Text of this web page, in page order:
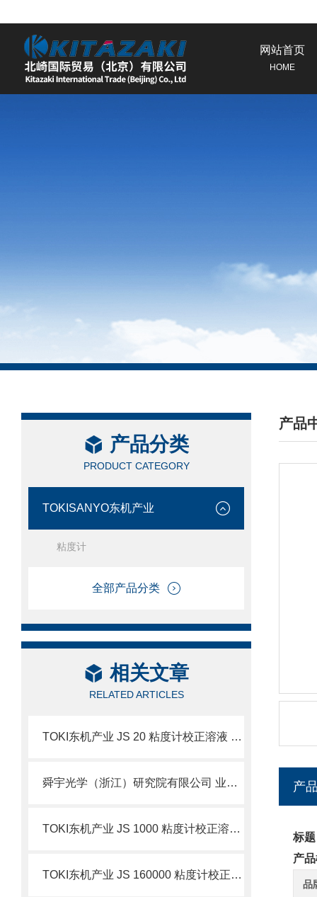
网站首页
HOME
产品分类
PRODUCT CATEGORY
TOKISANYO东机产业
粘度计
全部产品分类
相关文章
RELATED ARTICLES
TOKI东机产业 JS 20 粘度计校正溶液 简介
舜宇光学（浙江）研究院有限公司 业务简介
TOKI东机产业 JS 1000 粘度计校正溶液 简介
TOKI东机产业 JS 160000 粘度计校正溶液 简介
产品
/
产
标
产
品